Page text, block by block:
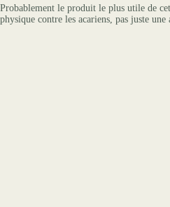
Probablement le produit le plus utile de
physique contre les acariens, pas juste